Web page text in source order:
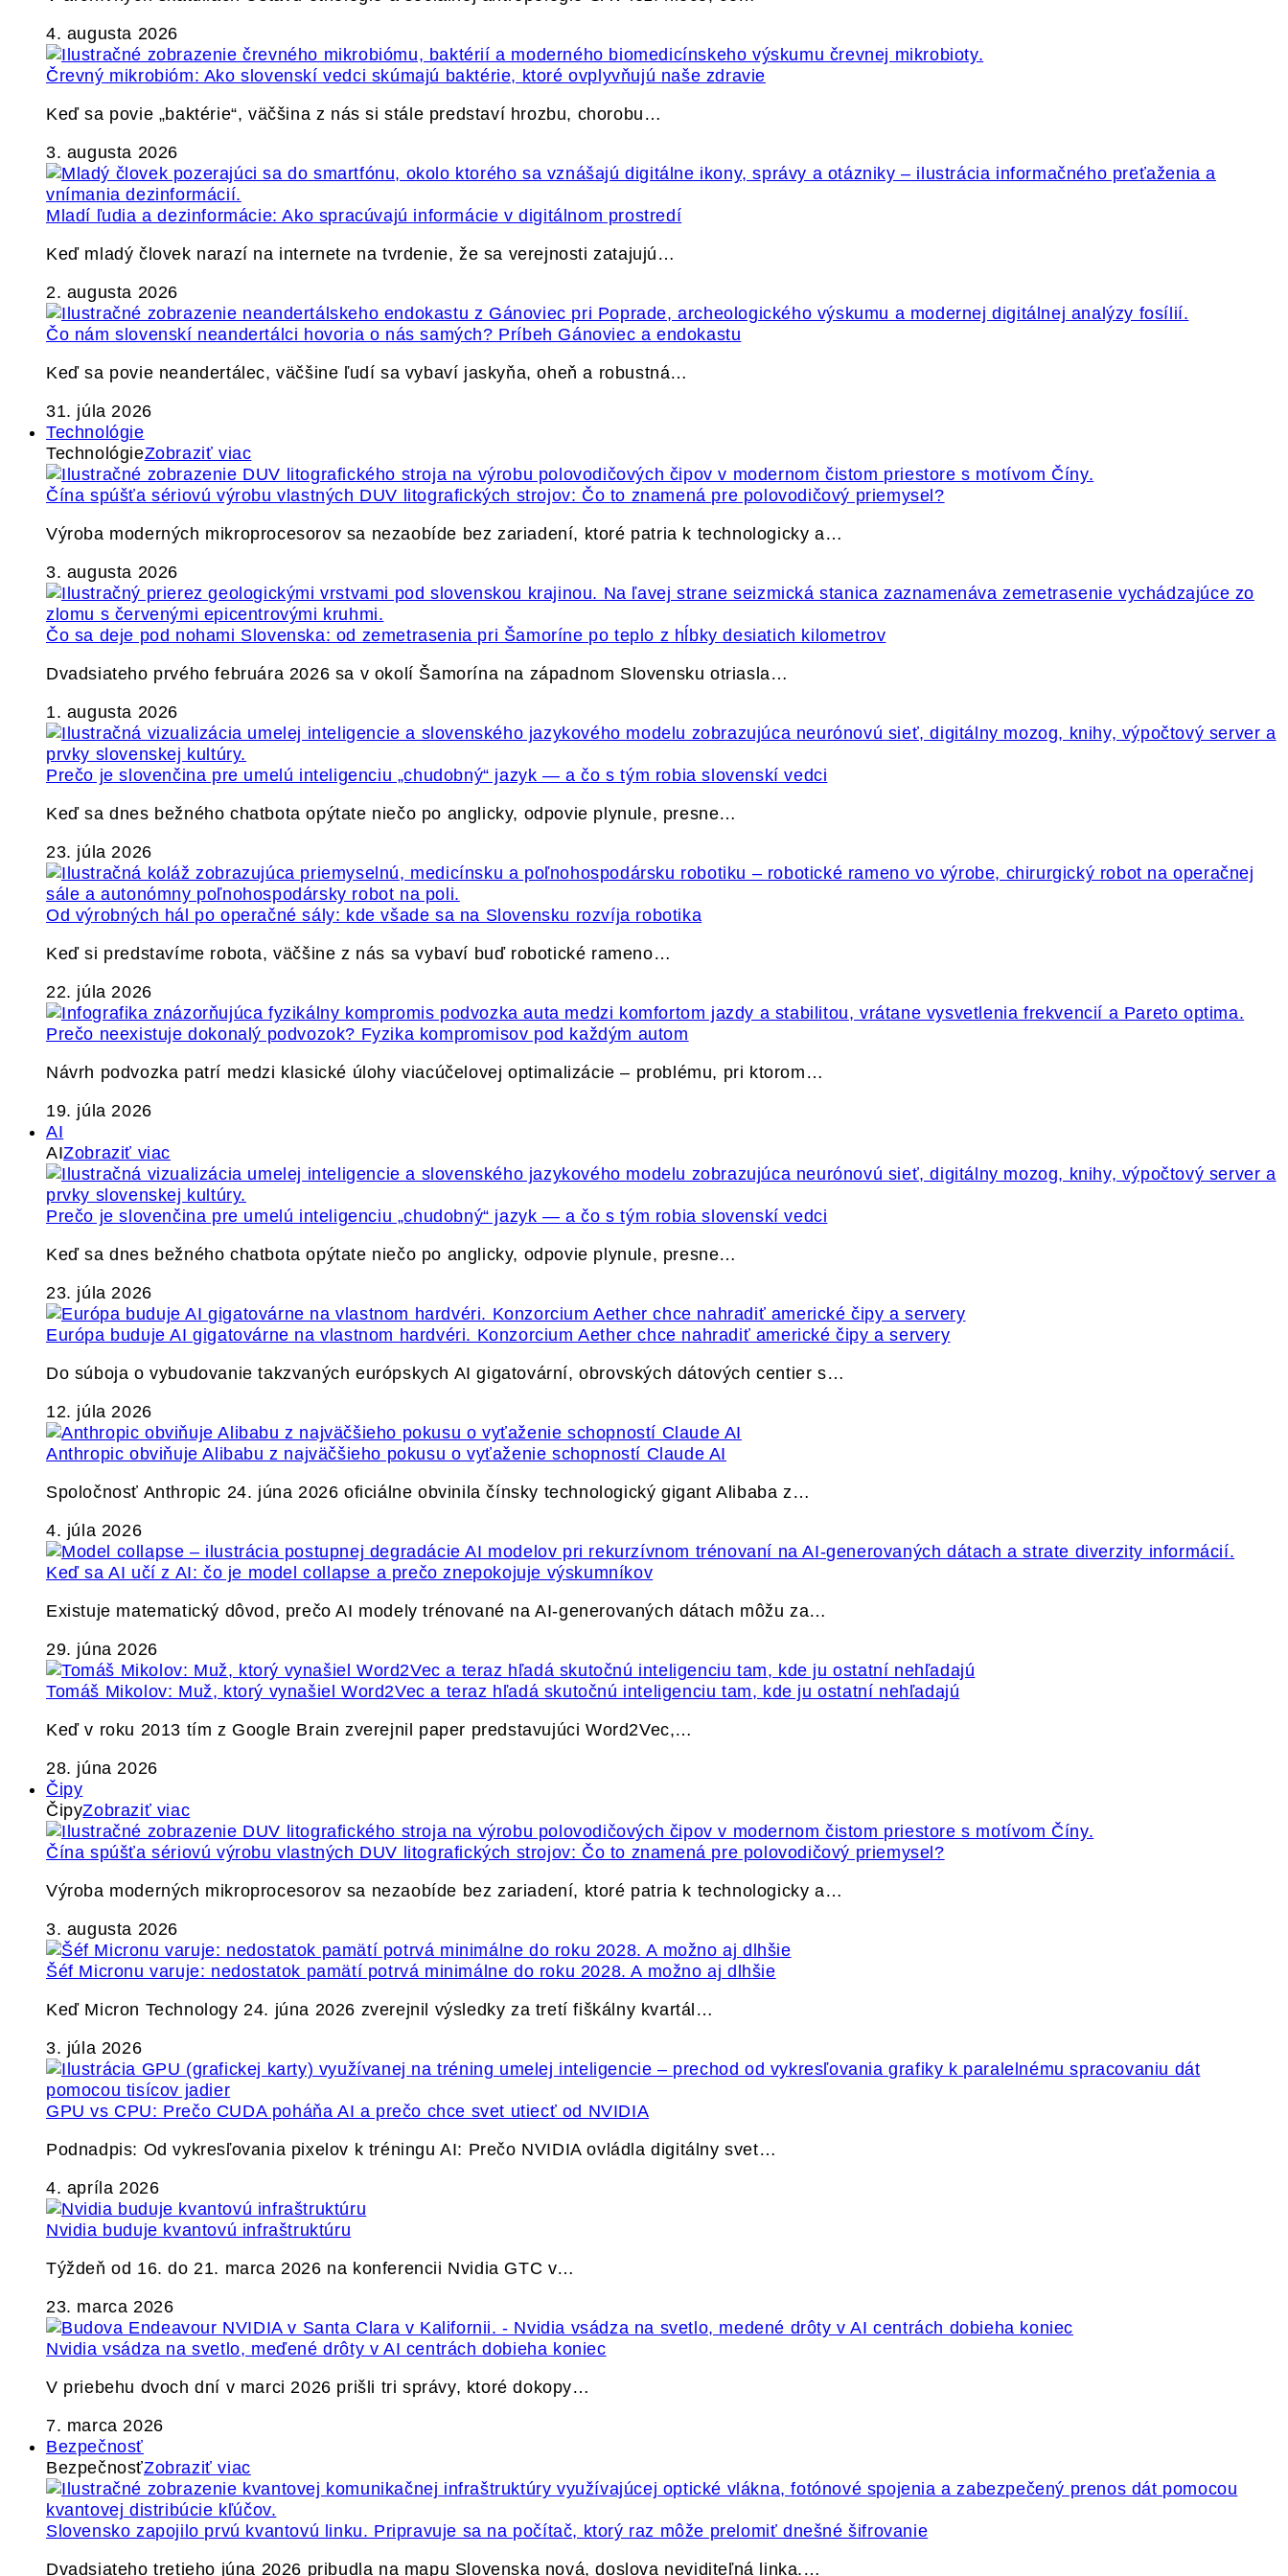
4. augusta 2026
Črevný mikrobióm: Ako slovenskí vedci skúmajú baktérie, ktoré ovplyvňujú naše zdravie
Keď sa povie „baktérie“, väčšina z nás si stále predstaví hrozbu, chorobu…
3. augusta 2026
Mladí ľudia a dezinformácie: Ako spracúvajú informácie v digitálnom prostredí
Keď mladý človek narazí na internete na tvrdenie, že sa verejnosti zatajujú…
2. augusta 2026
Čo nám slovenskí neandertálci hovoria o nás samých? Príbeh Gánoviec a endokastu
Keď sa povie neandertálec, väčšine ľudí sa vybaví jaskyňa, oheň a robustná…
31. júla 2026
Technológie
TechnológieZobraziť viac
Čína spúšťa sériovú výrobu vlastných DUV litografických strojov: Čo to znamená pre polovodičový priemysel?
Výroba moderných mikroprocesorov sa nezaobíde bez zariadení, ktoré patria k technologicky a…
3. augusta 2026
Čo sa deje pod nohami Slovenska: od zemetrasenia pri Šamoríne po teplo z hĺbky desiatich kilometrov
Dvadsiateho prvého februára 2026 sa v okolí Šamorína na západnom Slovensku otriasla…
1. augusta 2026
Prečo je slovenčina pre umelú inteligenciu „chudobný“ jazyk — a čo s tým robia slovenskí vedci
Keď sa dnes bežného chatbota opýtate niečo po anglicky, odpovie plynule, presne…
23. júla 2026
Od výrobných hál po operačné sály: kde všade sa na Slovensku rozvíja robotika
Keď si predstavíme robota, väčšine z nás sa vybaví buď robotické rameno…
22. júla 2026
Prečo neexistuje dokonalý podvozok? Fyzika kompromisov pod každým autom
Návrh podvozka patrí medzi klasické úlohy viacúčelovej optimalizácie – problému, pri ktorom…
19. júla 2026
AI
AIZobraziť viac
Prečo je slovenčina pre umelú inteligenciu „chudobný“ jazyk — a čo s tým robia slovenskí vedci
Keď sa dnes bežného chatbota opýtate niečo po anglicky, odpovie plynule, presne…
23. júla 2026
Európa buduje AI gigatovárne na vlastnom hardvéri. Konzorcium Aether chce nahradiť americké čipy a servery
Do súboja o vybudovanie takzvaných európskych AI gigatovární, obrovských dátových centier s…
12. júla 2026
Anthropic obviňuje Alibabu z najväčšieho pokusu o vyťaženie schopností Claude AI
Spoločnosť Anthropic 24. júna 2026 oficiálne obvinila čínsky technologický gigant Alibaba z…
4. júla 2026
Keď sa AI učí z AI: čo je model collapse a prečo znepokojuje výskumníkov
Existuje matematický dôvod, prečo AI modely trénované na AI-generovaných dátach môžu za…
29. júna 2026
Tomáš Mikolov: Muž, ktorý vynašiel Word2Vec a teraz hľadá skutočnú inteligenciu tam, kde ju ostatní nehľadajú
Keď v roku 2013 tím z Google Brain zverejnil paper predstavujúci Word2Vec,…
28. júna 2026
Čipy
ČipyZobraziť viac
Čína spúšťa sériovú výrobu vlastných DUV litografických strojov: Čo to znamená pre polovodičový priemysel?
Výroba moderných mikroprocesorov sa nezaobíde bez zariadení, ktoré patria k technologicky a…
3. augusta 2026
Šéf Micronu varuje: nedostatok pamätí potrvá minimálne do roku 2028. A možno aj dlhšie
Keď Micron Technology 24. júna 2026 zverejnil výsledky za tretí fiškálny kvartál…
3. júla 2026
GPU vs CPU: Prečo CUDA poháňa AI a prečo chce svet utiecť od NVIDIA
Podnadpis: Od vykresľovania pixelov k tréningu AI: Prečo NVIDIA ovládla digitálny svet…
4. apríla 2026
Nvidia buduje kvantovú infraštruktúru
Týždeň od 16. do 21. marca 2026 na konferencii Nvidia GTC v…
23. marca 2026
Nvidia vsádza na svetlo, meďené drôty v AI centrách dobieha koniec
V priebehu dvoch dní v marci 2026 prišli tri správy, ktoré dokopy…
7. marca 2026
Bezpečnosť
BezpečnosťZobraziť viac
Slovensko zapojilo prvú kvantovú linku. Pripravuje sa na počítač, ktorý raz môže prelomiť dnešné šifrovanie
Dvadsiateho tretieho júna 2026 pribudla na mapu Slovenska nová, doslova neviditeľná linka.…